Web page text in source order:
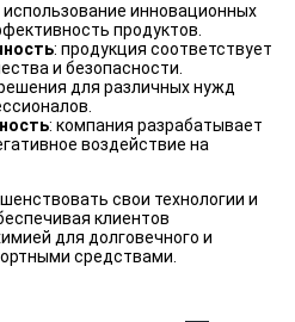
использование инновационных
продуктов.
: продукция соответствует
и безопасности.
для различных нужд
: компания разрабатывает
воздействие на
свои технологии и
клиентов
для долговечного и
средствами.